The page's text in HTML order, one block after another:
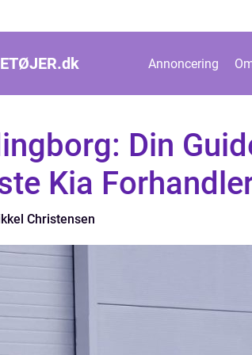
dk Annoncering
Din
Kia
Christensen